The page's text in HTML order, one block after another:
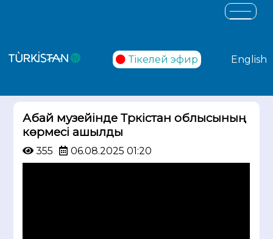
Тікелей эфир English
Абай музейінде Түркістан облысының
көрмесі ашылды
355 06.08.2025 01:20